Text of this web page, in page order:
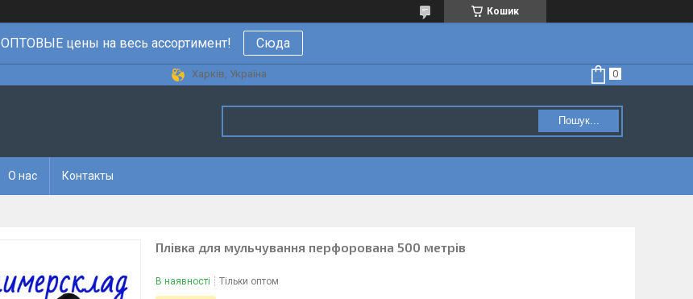
Кошик
ОПТОВЫЕ цены на весь ассортимент! Сюда
Харків, Україна
Пошук...
О нас Контакты
Плівка для мульчування перфорована 500 метрів
В наявності Тільки оптом